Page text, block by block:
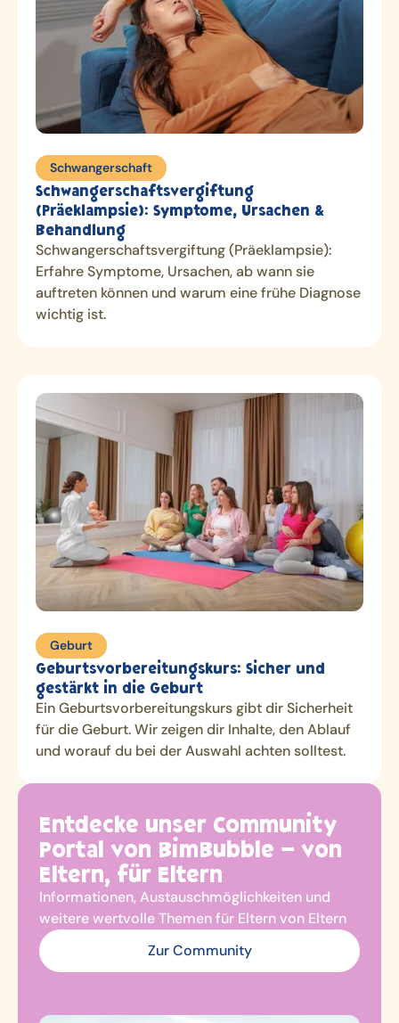
Schwangerschaft
Schwangerschaftsvergiftung
(Präeklampsie): Symptome, Ursachen &
Behandlung
Schwangerschaftsvergiftung (Präeklampsie):
Erfahre Symptome, Ursachen, ab wann sie
auftreten können und warum eine frühe Diagnose
wichtig ist.
Geburt
Geburtsvorbereitungskurs: Sicher und
gestärkt in die Geburt
Ein Geburtsvorbereitungskurs gibt dir Sicherheit
für die Geburt. Wir zeigen dir Inhalte, den Ablauf
und worauf du bei der Auswahl achten solltest.
Entdecke unser Community
Portal von BimBubble – von
Eltern, für Eltern
Informationen, Austauschmöglichkeiten und
weitere wertvolle Themen für Eltern von Eltern
Zur Community